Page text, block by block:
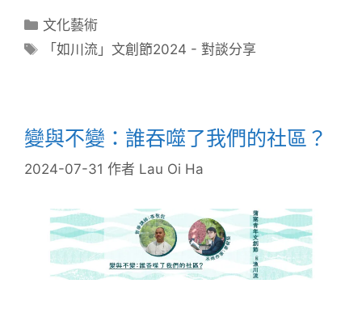
文化藝術
「如川流」文創節2024 - 對談分享
變與不變：誰吞噬了我們的社區？
2024-07-31 作者 Lau Oi Ha